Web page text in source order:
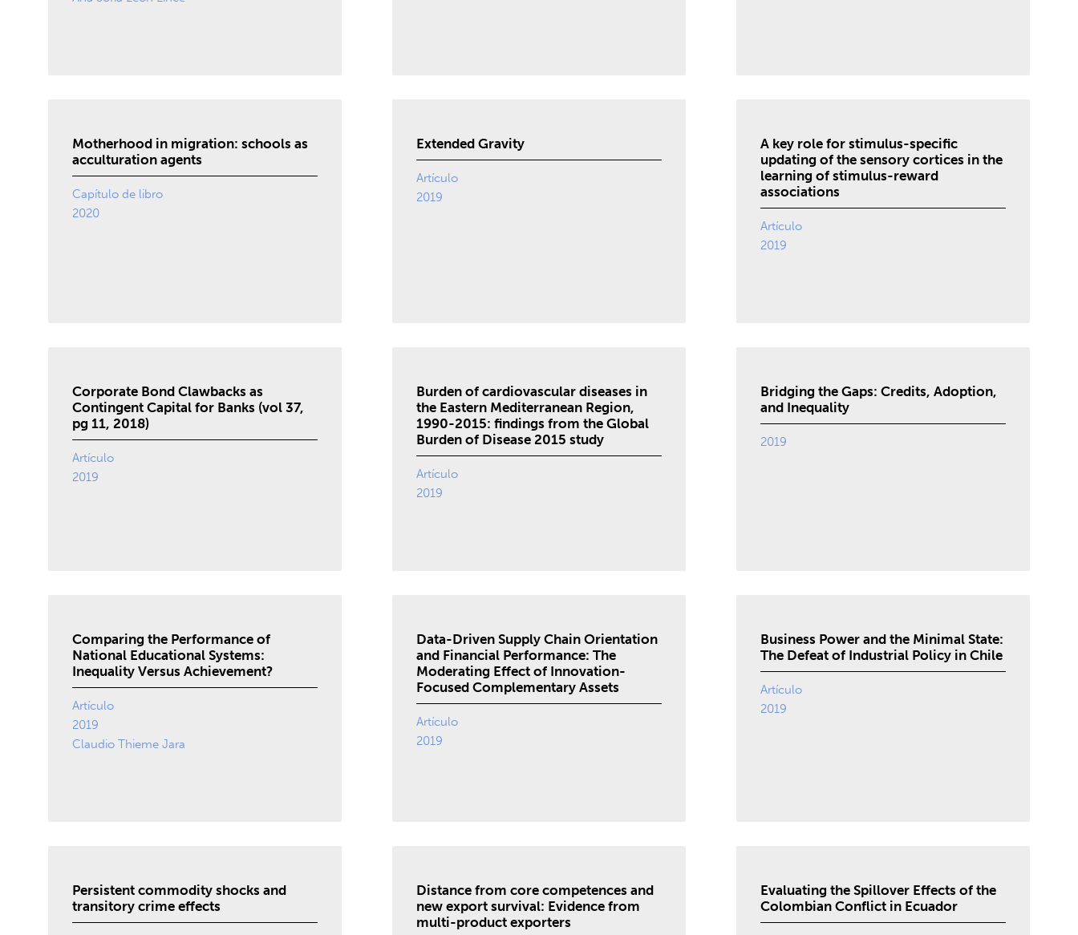
Motherhood in migration: schools as
acculturation agents
Capítulo de libro
2020
Extended Gravity
Artículo
2019
A key role for stimulus-specific
updating of the sensory cortices in the
learning of stimulus-reward
associations
Artículo
2019
Corporate Bond Clawbacks as
Contingent Capital for Banks (vol 37,
pg 11, 2018)
Artículo
2019
Burden of cardiovascular diseases in
the Eastern Mediterranean Region,
1990-2015: findings from the Global
Burden of Disease 2015 study
Artículo
2019
Bridging the Gaps: Credits, Adoption,
and Inequality
2019
Comparing the Performance of
National Educational Systems:
Inequality Versus Achievement?
Artículo
2019
Claudio Thieme Jara
Data-Driven Supply Chain Orientation
and Financial Performance: The
Moderating Effect of Innovation-
Focused Complementary Assets
Artículo
2019
Business Power and the Minimal State:
The Defeat of Industrial Policy in Chile
Artículo
2019
Persistent commodity shocks and
transitory crime effects
Distance from core competences and
new export survival: Evidence from
multi-product exporters
Evaluating the Spillover Effects of the
Colombian Conflict in Ecuador